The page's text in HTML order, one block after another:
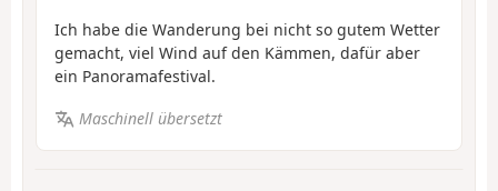
Ich habe die Wanderung bei nicht so gutem Wetter
gemacht, viel Wind auf den Kämmen, dafür aber
ein Panoramafestival.
Maschinell übersetzt